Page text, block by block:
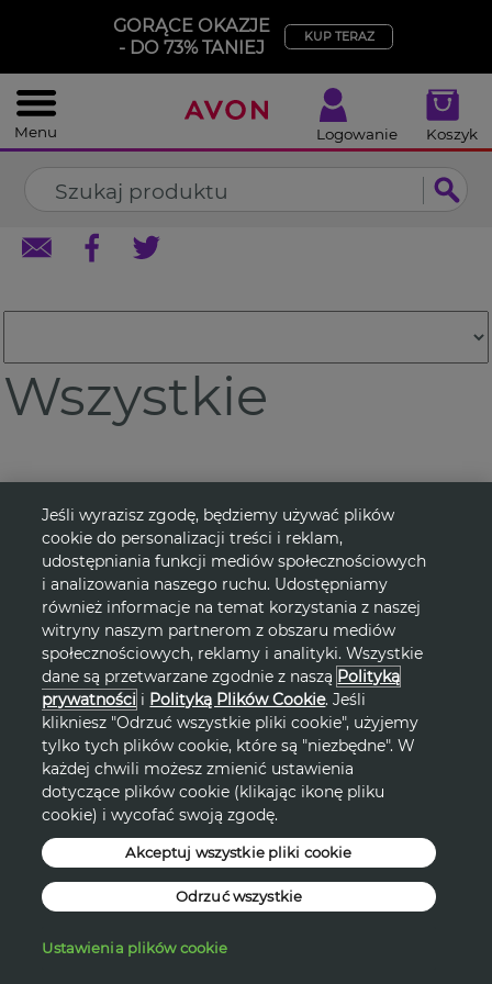
GORĄCE OKAZJE
- DO 73% TANIEJ
KUP TERAZ
Menu Logowanie Koszyk
Wszystkie
ZAMKNIJ
Jeśli wyrazisz zgodę, będziemy używać plików
cookie do personalizacji treści i reklam,
udostępniania funkcji mediów społecznościowych
i analizowania naszego ruchu. Udostępniamy
również informacje na temat korzystania z naszej
witryny naszym partnerom z obszaru mediów
społecznościowych, reklamy i analityki. Wszystkie
dane są przetwarzane zgodnie z naszą Polityką
prywatności i Polityką Plików Cookie. Jeśli
klikniesz "Odrzuć wszystkie pliki cookie", użyjemy
tylko tych plików cookie, które są "niezbędne". W
każdej chwili możesz zmienić ustawienia
dotyczące plików cookie (klikając ikonę pliku
cookie) i wycofać swoją zgodę.
Ustawienia plików cookie
Odrzuć wszystkie
Akceptuj wszystkie pliki cookie